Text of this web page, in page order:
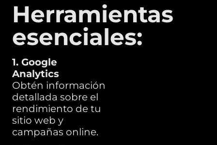
Herramientas
esenciales:
1. Google
Analytics
Obtén información
detallada sobre el
rendimiento de tu
sitio web y
campañas online.